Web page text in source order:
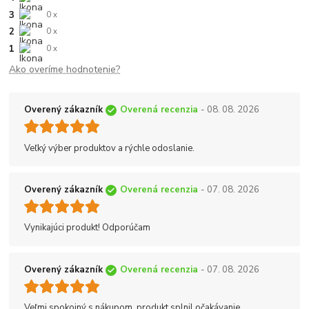
3 0 x
2 0 x
1 0 x
Ako overíme hodnotenie?
Overený zákazník Overená recenzia - 08. 08. 2026
Veľký výber produktov a rýchle odoslanie.
Overený zákazník Overená recenzia - 07. 08. 2026
Vynikajúci produkt! Odporúčam
Overený zákazník Overená recenzia - 07. 08. 2026